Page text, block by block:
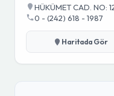
HÜKÜMET CAD. NO:
0 - (242) 618 - 1987
Haritada Gör